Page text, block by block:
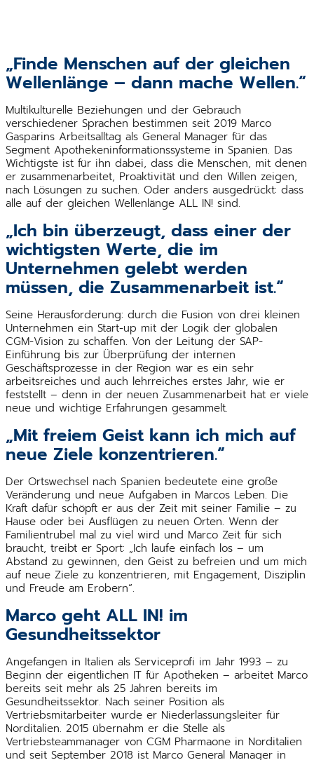
„Finde Menschen auf der gleichen
Wellenlänge – dann mache Wellen.“
Multikulturelle Beziehungen und der Gebrauch
verschiedener Sprachen bestimmen seit 2019 Marco
Gasparins Arbeitsalltag als General Manager für das
Segment Apothekeninformationssysteme in Spanien. Das
Wichtigste ist für ihn dabei, dass die Menschen, mit denen
er zusammenarbeitet, Proaktivität und den Willen zeigen,
nach Lösungen zu suchen. Oder anders ausgedrückt: dass
alle auf der gleichen Wellenlänge ALL IN! sind.
„Ich bin überzeugt, dass einer der
wichtigsten Werte, die im
Unternehmen gelebt werden
müssen, die Zusammenarbeit ist.“
Seine Herausforderung: durch die Fusion von drei kleinen
Unternehmen ein Start-up mit der Logik der globalen
CGM-Vision zu schaffen. Von der Leitung der SAP-
Einführung bis zur Überprüfung der internen
Geschäftsprozesse in der Region war es ein sehr
arbeitsreiches und auch lehrreiches erstes Jahr, wie er
feststellt – denn in der neuen Zusammenarbeit hat er viele
neue und wichtige Erfahrungen gesammelt.
„Mit freiem Geist kann ich mich auf
neue Ziele konzentrieren.“
Der Ortswechsel nach Spanien bedeutete eine große
Veränderung und neue Aufgaben in Marcos Leben. Die
Kraft dafür schöpft er aus der Zeit mit seiner Familie – zu
Hause oder bei Ausflügen zu neuen Orten. Wenn der
Familientrubel mal zu viel wird und Marco Zeit für sich
braucht, treibt er Sport: „Ich laufe einfach los – um
Abstand zu gewinnen, den Geist zu befreien und um mich
auf neue Ziele zu konzentrieren, mit Engagement, Disziplin
und Freude am Erobern“.
Marco geht ALL IN! im
Gesundheitssektor
Angefangen in Italien als Serviceprofi im Jahr 1993 – zu
Beginn der eigentlichen IT für Apotheken – arbeitet Marco
bereits seit mehr als 25 Jahren bereits im
Gesundheitssektor. Nach seiner Position als
Vertriebsmitarbeiter wurde er Niederlassungsleiter für
Norditalien. 2015 übernahm er die Stelle als
Vertriebsteammanager von CGM Pharmaone in Norditalien
und seit September 2018 ist Marco General Manager in